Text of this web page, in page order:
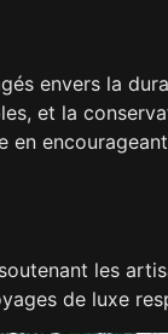
envers la
et la
en
les
de luxe